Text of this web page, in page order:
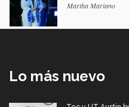
Martha Mariano
Lo más nuevo